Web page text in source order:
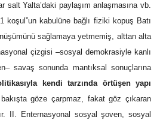
salt Yalta’daki paylaşım anlaşmasına vb.
koşul”un kabulüne bağlı fiziki kopuş Batı
sağlamaya yetmemiş, alttan alta
çizgisi –sosyal demokrasiyle kanlı
savaş sonunda mantıksal sonuçlarına
kendi tarzında örtüşen yapı
göze çarpmaz, fakat göz çıkaran
II. Enternasyonal sosyal şoven, sosyal